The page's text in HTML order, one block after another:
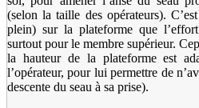
(selon la taille des opérateurs).
plein) sur la plateforme que
surtout pour le membre supérieur.
la hauteur de la plateforme est
l’opérateur, pour lui permettre de
descente du seau à sa prise).